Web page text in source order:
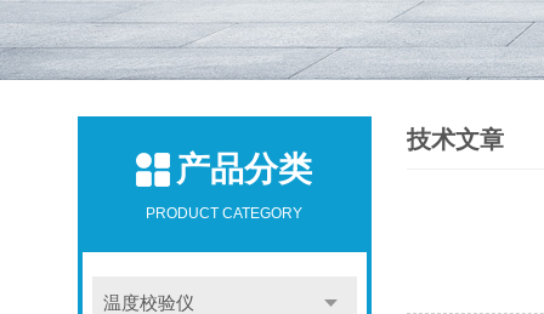
产品分类
PRODUCT CATEGORY
温度校验仪
技术文章